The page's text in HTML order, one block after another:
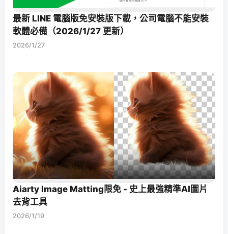
最新 LINE 電腦版免安裝版下載，公司電腦不能安裝
軟體必備（2026/1/27 更新）
2026/1/27
Aiarty Image Matting限免 - 史上最強精準AI圖片
去背工具
2026/1/19